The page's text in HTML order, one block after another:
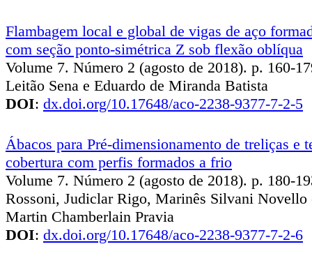
Flambagem local e global de vigas de aço
com seção ponto-simétrica Z sob flexão oblíqua
Volume 7. Número 2 (agosto de 2018). p. 160-
Leitão Sena e Eduardo de Miranda Batista
DOI: dx.doi.org/10.17648/aco-2238-9377-7-2-5
Ábacos para Pré-dimensionamento de treliças e
cobertura com perfis formados a frio
Volume 7. Número 2 (agosto de 2018). p. 180-
Rossoni, Judiclar Rigo, Marinês Silvani Novello
Martin Chamberlain Pravia
DOI: dx.doi.org/10.17648/aco-2238-9377-7-2-6